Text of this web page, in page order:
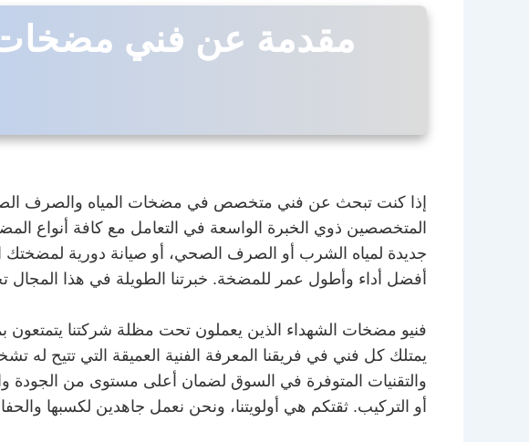
مقدمة عن فني مضخات
إذا كنت تبحث عن فني متخصص في مضخات المياه والصرف
المتخصصين ذوي الخبرة الواسعة في التعامل مع كافة أنواع
جديدة لمياه الشرب أو الصرف الصحي، أو صيانة دورية لمضختك
أفضل أداء وأطول عمر للمضخة. خبرتنا الطويلة في هذا المجال
فنيو مضخات الشهداء الذين يعملون تحت مظلة شركتنا يتمتعون
يمتلك كل فني في فريقنا المعرفة الفنية العميقة التي تتيح له
والتقنيات المتوفرة في السوق لضمان أعلى مستوى من الجودة
أو التركيب. ثقتكم هي أولويتنا، ونحن نعمل جاهدين لكسبها